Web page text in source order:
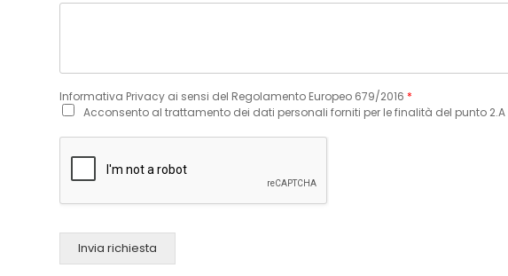
Informativa Privacy ai sensi del Regolamento Europeo 679/2016 *
Acconsento al trattamento dei dati personali forniti per le finalità del punto 2.A
Invia richiesta